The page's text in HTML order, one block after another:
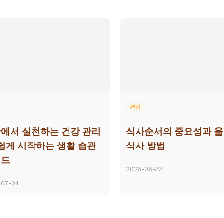
서 실천하는 건강 관리
게 시작하는 생활 습관
04
건강
식사순서의 중요성과
식사 방법
2026-06-22